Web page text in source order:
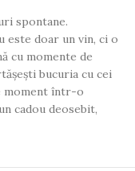
spontane.
este doar un vin, ci o
cu momente de
bucuria cu cei
moment într-o
cadou deosebit,